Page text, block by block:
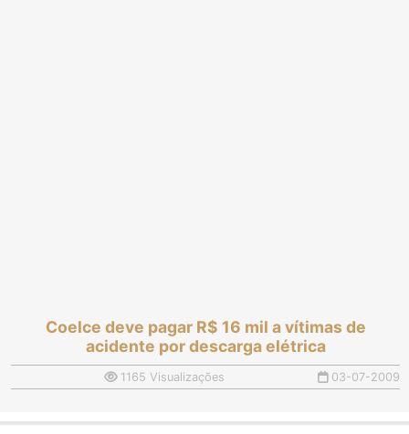
Coelce deve pagar R$ 16 mil a vítimas de
acidente por descarga elétrica
1165 Visualizações 03-07-2009